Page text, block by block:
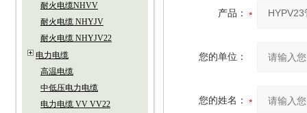
耐火电缆NHVV
耐火电缆 NHYJV
耐火电缆 NHYJV22
电力电缆
高温电缆
中低压电力电缆
电力电缆 VV VV22
产品：
您的单位：
您的姓名：